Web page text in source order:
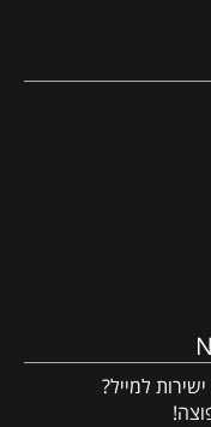
למייל?